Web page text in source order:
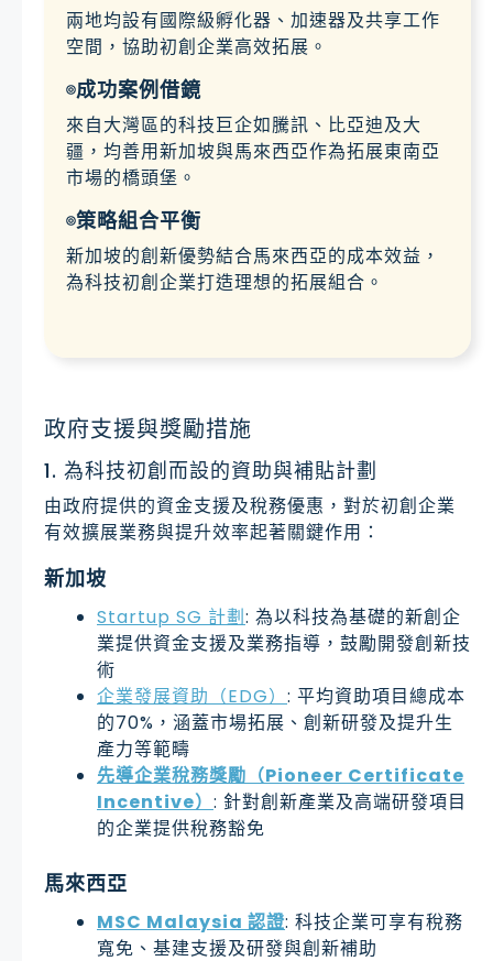
兩地均設有國際級孵化器、加速器及共享工作
空間，協助初創企業高效拓展。
成功案例借鏡
來自大灣區的科技巨企如騰訊、比亞迪及大
疆，均善用新加坡與馬來西亞作為拓展東南亞
市場的橋頭堡。
策略組合平衡
新加坡的創新優勢結合馬來西亞的成本效益，
為科技初創企業打造理想的拓展組合。
政府支援與獎勵措施
1. 為科技初創而設的資助與補貼計劃
由政府提供的資金支援及稅務優惠，對於初創企業
有效擴展業務與提升效率起著關鍵作用：
新加坡
Startup SG 計劃: 為以科技為基礎的新創企
業提供資金支援及業務指導，鼓勵開發創新技
術
企業發展資助（EDG） : 平均資助項目總成本
的70%，涵蓋市場拓展、創新研發及提升生
產力等範疇
先導企業稅務獎勵（Pioneer Certificate
Incentive） : 針對創新產業及高端研發項目
的企業提供稅務豁免
馬來西亞
MSC Malaysia 認證: 科技企業可享有稅務
寬免、基建支援及研發與創新補助